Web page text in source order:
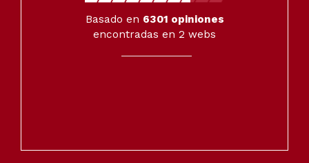
Basado en 6301 opiniones
encontradas en 2 webs